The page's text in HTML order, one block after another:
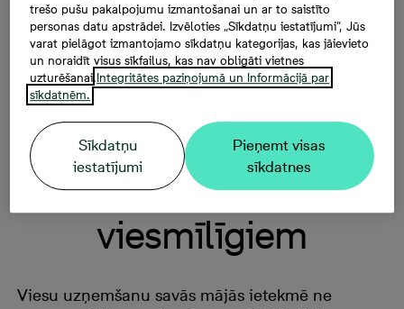
Izvēlēties
Aptauja: 46 %
Latvijas iedzīvotāju
uzskata sevi par
viesmīlīgiem
Viesu uzņemšanu savās mājās ietekmē ne
trešo pušu pakalpojumu izmantošanai un ar to saistīto
personas datu apstrādei. Izvēloties „Sīkdatņu iestatījumi”, Jūs
varat pielāgot izmantojamo sīkdatņu kategorijas, kas jāievieto
un noraidīt visus sīkfailus, kas nav obligāti vietnes
uzturēšanai.Integritātes paziņojumā un Informācijā par
sīkdatnēm.
Sīkdatņu
iestatījumi
Pieņemt visas
sīkdatnes